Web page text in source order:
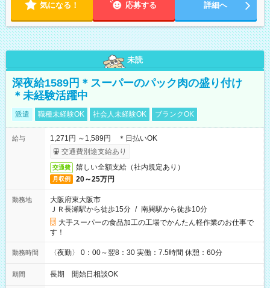
気になる！ 応募する 詳細へ
未読
深夜給1589円＊スーパーのパック肉の盛り付け
＊未経験活躍中
派遣 職種未経験OK 社会人未経験OK ブランクOK
給与
1,271円 ～1,589円 ＊日払いOK
交通費別途支給あり
交通費 嬉しい全額支給（社内規定あり）
月収例 20～25万円
勤務地
大阪府東大阪市
ＪＲ長瀬駅から徒歩15分 / 南巽駅から徒歩10分
大手スーパーの食品加工の工場でかんたん軽作業のお仕事で
す！
勤務時間 〈夜勤〉 0：00～翌8：30 実働：7.5時間 休憩：60分
期間 長期 開始日相談OK